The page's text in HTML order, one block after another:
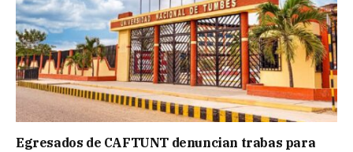
Egresados de CAFTUNT denuncian trabas para